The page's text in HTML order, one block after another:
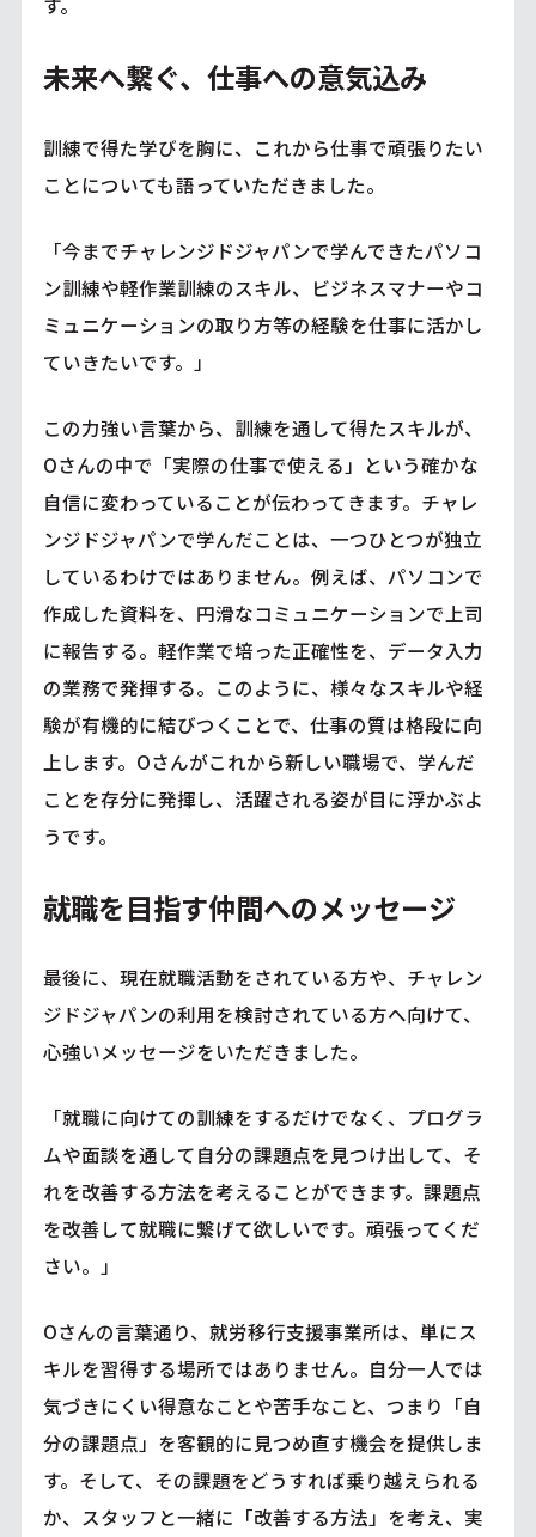
未来へ繋ぐ、仕事への意気込み
訓練で得た学びを胸に、これから仕事で頑張りたい
ことについても語っていただきました。
「今までチャレンジドジャパンで学んできたパソコ
ン訓練や軽作業訓練のスキル、ビジネスマナーやコ
ミュニケーションの取り方等の経験を仕事に活かし
ていきたいです。」
この力強い言葉から、訓練を通して得たスキルが、
Oさんの中で「実際の仕事で使える」という確かな
自信に変わっていることが伝わってきます。チャレ
ンジドジャパンで学んだことは、一つひとつが独立
しているわけではありません。例えば、パソコンで
作成した資料を、円滑なコミュニケーションで上司
に報告する。軽作業で培った正確性を、データ入力
の業務で発揮する。このように、様々なスキルや経
験が有機的に結びつくことで、仕事の質は格段に向
上します。Oさんがこれから新しい職場で、学んだ
ことを存分に発揮し、活躍される姿が目に浮かぶよ
うです。
就職を目指す仲間へのメッセージ
最後に、現在就職活動をされている方や、チャレン
ジドジャパンの利用を検討されている方へ向けて、
心強いメッセージをいただきました。
「就職に向けての訓練をするだけでなく、プログラ
ムや面談を通して自分の課題点を見つけ出して、そ
れを改善する方法を考えることができます。課題点
を改善して就職に繋げて欲しいです。頑張ってくだ
さい。」
Oさんの言葉通り、就労移行支援事業所は、単にス
キルを習得する場所ではありません。自分一人では
気づきにくい得意なことや苦手なこと、つまり「自
分の課題点」を客観的に見つめ直す機会を提供しま
す。そして、その課題をどうすれば乗り越えられる
か、スタッフと一緒に「改善する方法」を考え、実